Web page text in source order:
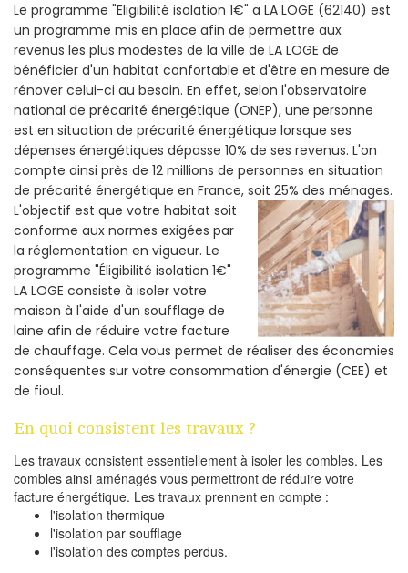
Le programme "Eligibilité isolation 1€" a LA LOGE (62140) est
un programme mis en place afin de permettre aux
revenus les plus modestes de la ville de LA LOGE de
bénéficier d'un habitat confortable et d'être en mesure de
rénover celui-ci au besoin. En effet, selon l'observatoire
national de précarité énergétique (ONEP), une personne
est en situation de précarité énergétique lorsque ses
dépenses énergétiques dépasse 10% de ses revenus. L'on
compte ainsi près de 12 millions de personnes en situation
de précarité énergétique en France, soit 25% des ménages.
L'objectif est que votre habitat soit
conforme aux normes exigées par
la réglementation en vigueur. Le
programme "Éligibilité isolation 1€"
LA LOGE consiste à isoler votre
maison à l'aide d'un soufflage de
laine afin de réduire votre facture
de chauffage. Cela vous permet de réaliser des économies
conséquentes sur votre consommation d'énergie (CEE) et
de fioul.
En quoi consistent les travaux ?
Les travaux consistent essentiellement à isoler les combles. Les
combles ainsi aménagés vous permettront de réduire votre
facture énergétique. Les travaux prennent en compte :
l'isolation thermique
l'isolation par soufflage
l'isolation des comptes perdus.